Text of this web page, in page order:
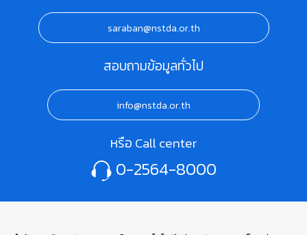
saraban@nstda.or.th
สอบถามข้อมูลทั่วไป
info@nstda.or.th
หรือ Call center
0-2564-8000